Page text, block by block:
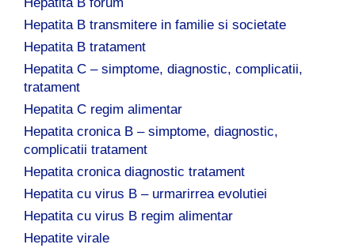
Hepatita B transmitere in familie si societate
Hepatita B tratament
Hepatita C – simptome, diagnostic, complicatii,
tratament
Hepatita C regim alimentar
Hepatita cronica B – simptome, diagnostic,
complicatii tratament
Hepatita cronica diagnostic tratament
Hepatita cu virus B – urmarirrea evolutiei
Hepatita cu virus B regim alimentar
Hepatite virale